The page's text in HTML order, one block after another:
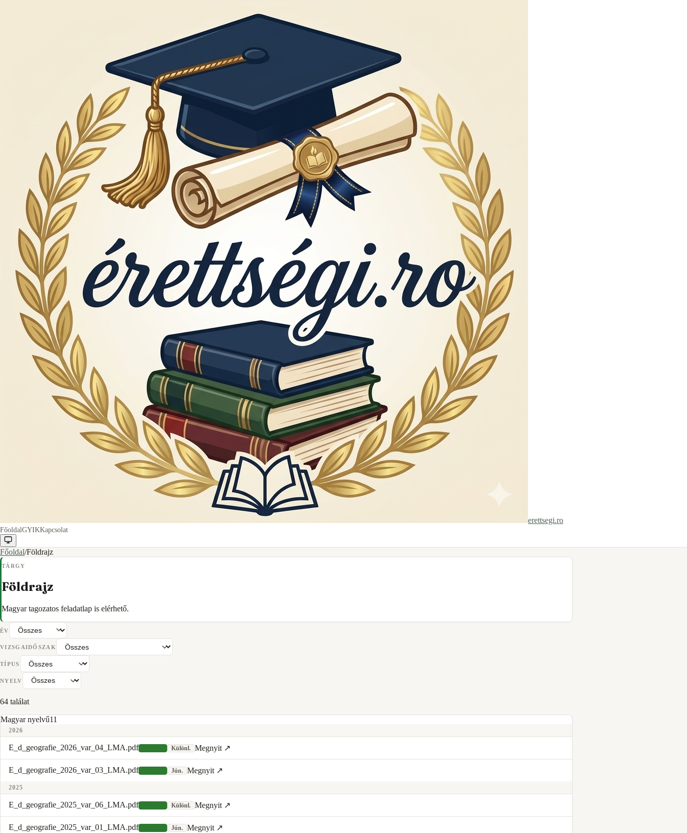
erettsegi.ro
FőoldalGYIKKapcsolat
Főoldal/Földrajz
TÁRGY
Földrajz
Magyar tagozatos feladatlap is elérhető.
ÉV
VIZSGAIDŐSZAK
TÍPUS
NYELV
64 találat
Magyar nyelvű11
2026
E_d_geografie_2026_var_04_LMA.pdf Különl. Megnyit ↗
E_d_geografie_2026_var_03_LMA.pdf Jún. Megnyit ↗
2025
E_d_geografie_2025_var_06_LMA.pdf Különl. Megnyit ↗
E_d_geografie_2025_var_01_LMA.pdf Jún. Megnyit ↗